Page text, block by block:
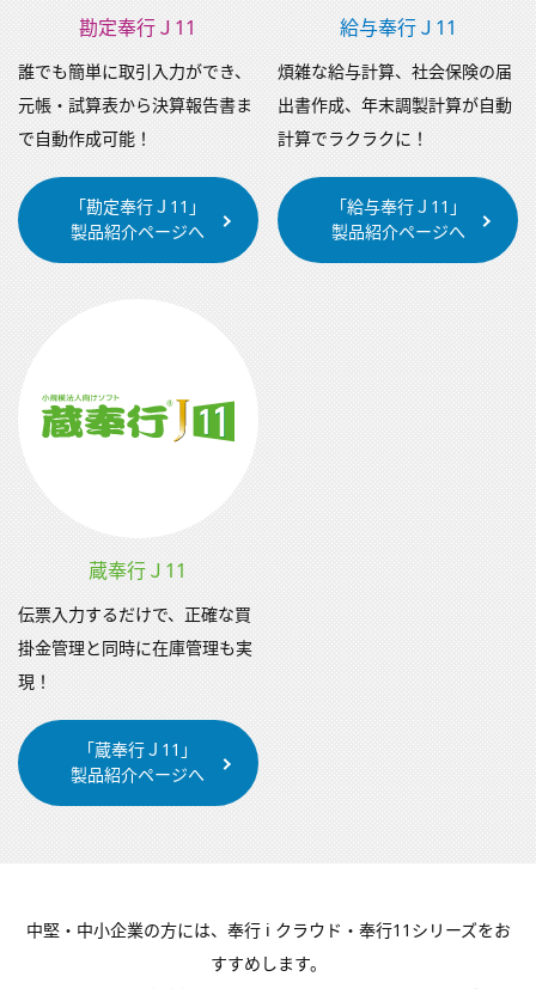
勘定奉行Ｊ11
誰でも簡単に取引入力ができ、
元帳・試算表から決算報告書ま
で自動作成可能！
「勘定奉行Ｊ11」
製品紹介ページへ
給与奉行Ｊ11
煩雑な給与計算、社会保険の届
出書作成、年末調製計算が自動
計算でラクラクに！
「給与奉行Ｊ11」
製品紹介ページへ
蔵奉行Ｊ11
伝票入力するだけで、正確な買
掛金管理と同時に在庫管理も実
現！
「蔵奉行Ｊ11」
製品紹介ページへ
中堅・中小企業の方には、奉行 i クラウド・奉行11シリーズをお
すすめします。